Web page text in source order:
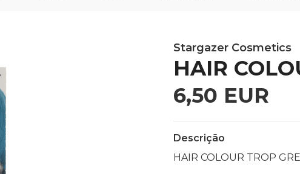
Stargazer Cosmetics
HAIR
6,50 EUR
Descrição
HAIR COLOUR TROP